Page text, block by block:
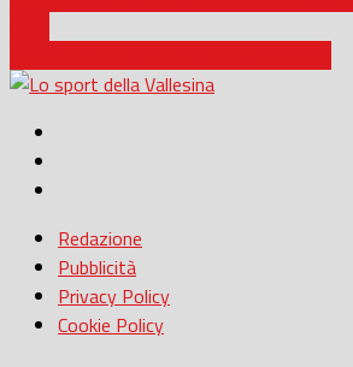
Redazione
Pubblicità
Privacy Policy
Cookie Policy